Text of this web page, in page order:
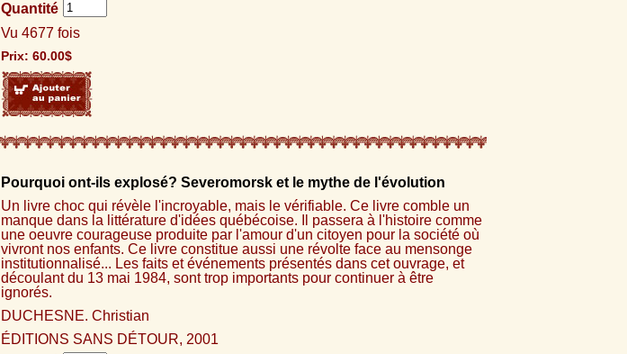
Quantité
Vu 4677 fois
Prix: 60.00$
Pourquoi ont-ils explosé? Severomorsk et le mythe de l'évolution
Un livre choc qui révèle l'incroyable, mais le vérifiable. Ce livre comble un
manque dans la littérature d'idées québécoise. Il passera à l'histoire comme
une oeuvre courageuse produite par l'amour d'un citoyen pour la société où
vivront nos enfants. Ce livre constitue aussi une révolte face au mensonge
institutionnalisé... Les faits et événements présentés dans cet ouvrage, et
découlant du 13 mai 1984, sont trop importants pour continuer à être
ignorés.
DUCHESNE. Christian
ÉDITIONS SANS DÉTOUR, 2001